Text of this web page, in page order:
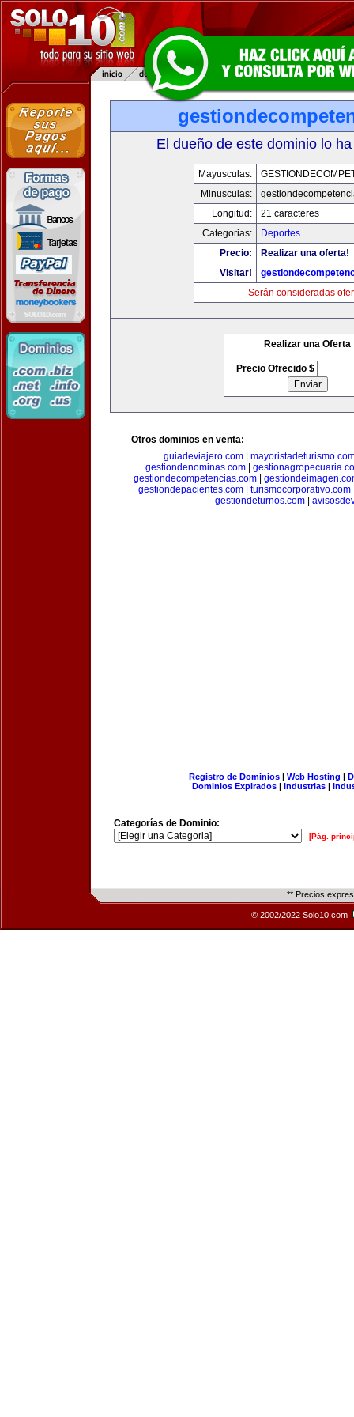
El dueño de este dominio lo
Mayusculas:
Minusculas:
Longitud:
21 caracteres
Categorias:
Deportes
Precio:
Realizar una oferta!
Visitar!
Serán consideradas
Realizar una Oferta
Precio Ofrecido $
Otros dominios en venta:
guiadeviajero.com|
gestiondenominas.com|
gestiondecompetencias.com|
gestiondepacientes.com| turismocorporativo.com
gestiondeturnos.com
Registro de Dominios| Web Hosting |
Dominios Expirados | Industrias |
Categorías de Dominio:
[Pág.
** Precios
© 2002/2022 Solo10.com